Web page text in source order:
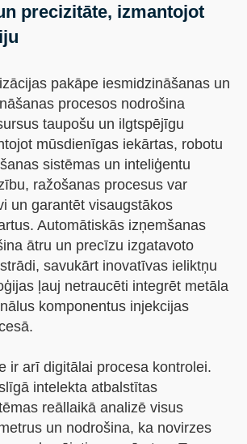
precizitāte, izmantojot
pakāpe iesmidzināšanas un
procesos nodrošina
taupošu un ilgtspējīgu
mūsdienīgas iekārtas, robotu
sistēmas un inteliģentu
ražošanas procesus var
un garantēt visaugstākos
Automātiskās izņemšanas
ātru un precīzu izgatavoto
savukārt inovatīvas ieliktņu
ļauj netraucēti integrēt metāla
komponentus injekcijas
ir arī digitālai procesa kontrolei.
intelekta atbalstītas
reāllaikā analizē visus
un nodrošina, ka novirzes